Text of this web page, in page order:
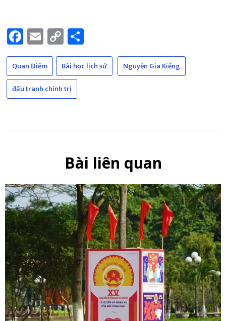
Facebook
Email
Copy
Link
Quan Điểm Bài học lịch sử Nguyễn Gia Kiểng
đấu tranh chính trị
Bài liên quan